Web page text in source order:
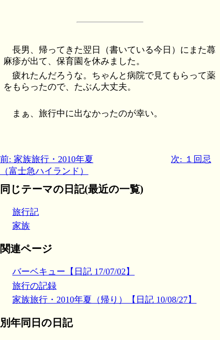
長男、帰ってきた翌日（書いている今日）にまた蕁
麻疹が出て、保育園を休みました。
疲れたんだろうな。ちゃんと病院で見てもらって薬
をもらったので、たぶん大丈夫。
まぁ、旅行中に出なかったのが幸い。
前: 家族旅行・2010年夏
（富士急ハイランド）
次: １回忌
同じテーマの日記(最近の一覧)
旅行記
家族
関連ページ
バーベキュー【日記 17/07/02】
旅行の記録
家族旅行・2010年夏（帰り）【日記 10/08/27】
別年同日の日記